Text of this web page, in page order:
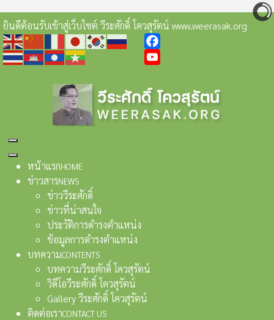
ยินดีต้อนรับเข้าสู่เว็บไซต์ วีระศักดิ์ โควสุรัตน์ www.weerasak.org
Facebook
หน้าแรกHOME
ข่าวสารNEWS
ข่าววีระศักดิ์
ข่าวที่น่าสนใจ
ประวัติการดำรงตำแหน่ง
ข้อมูลการดำรงตำแหน่ง
บทความCONTENTS
บทความวีระศักดิ์ โควสุรัตน์
วิดีโอวีระศักดิ์ โควสุรัตน์
Gallery วีระศักดิ์ โควสุรัตน์
ติดต่อเราCONTACT US